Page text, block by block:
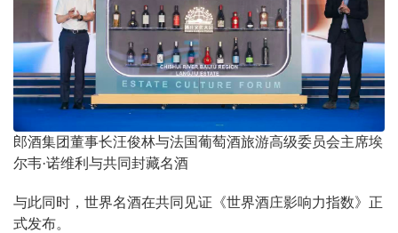
郎酒集团董事长汪俊林与法国葡萄酒旅游高级委员会主席埃
尔韦·诺维利与共同封藏名酒
与此同时，世界名酒在共同见证《世界酒庄影响力指数》正
式发布。